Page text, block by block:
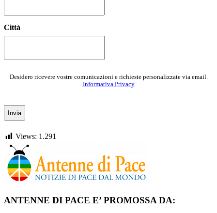
Città
Desidero ricevere vostre comunicazioni e richieste personalizzate via email.
Informativa Privacy
Views: 1.291
ANTENNE DI PACE E’ PROMOSSA DA: